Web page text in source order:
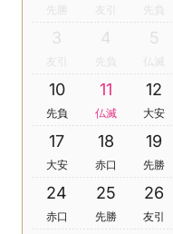
友引 先負
3
友引
4
先負
5
仏滅
10
先負
11
仏滅
12
大安
17
大安
18
赤口
19
先勝
24
赤口
25
先勝
26
友引